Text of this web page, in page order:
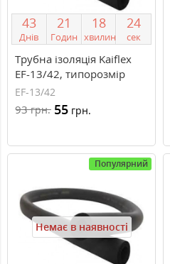
43
Днів
21
Годин
18
хвилин
23
сек
Трубна ізоляція Kaiflex
EF-13/42, типорозмір
13/42 мм
EF-13/42
93грн. 55 грн.
Популярний
Немає в наявності